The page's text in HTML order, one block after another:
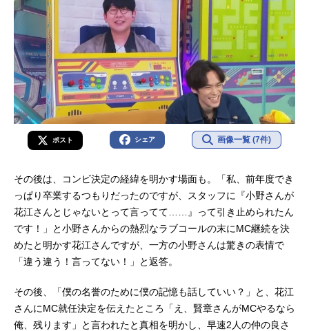
ポスト シェア 画像一覧 (7件)
その後は、コンビ決定の経緯を明かす場面も。「私、前年度でき
っぱり卒業するつもりだったのですが、スタッフに『小野さんが
花江さんとじゃないとって言ってて……』って引き止められたん
です！」と小野さんからの熱烈なラブコールの末にMC継続を決
めたと明かす花江さんですが、一方の小野さんは驚きの表情で
「違う違う！言ってない！」と返答。
その後、「僕の名誉のために僕の記憶も話していい？」と、花江
さんにMC就任決定を伝えたところ「え、賢章さんがMCやるなら
俺、残ります」と言われたと真相を明かし、早速2人の仲の良さ